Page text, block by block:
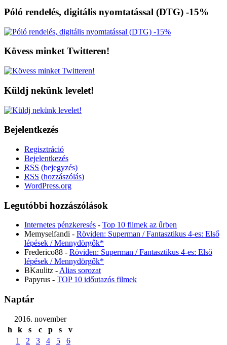
Póló rendelés, digitális nyomtatással (DTG) -15%
Kövess minket Twitteren!
Küldj nekünk levelet!
Bejelentkezés
Regisztráció
Bejelentkezés
RSS (bejegyzés)
RSS (hozzászólás)
WordPress.org
Legutóbbi hozzászólások
Internetes pénzkeresés - Top 10 filmek az űrben
Memyselfandi - Röviden: Superman / Fantasztikus 4-es: Első
lépések / Mennydörgők*
Frederico88 - Röviden: Superman / Fantasztikus 4-es: Első
lépések / Mennydörgők*
BKaulitz - Alias sorozat
Papyrus - TOP 10 időutazós filmek
Naptár
2016. november
h
k s c p s v
1 2 3 4 5
6